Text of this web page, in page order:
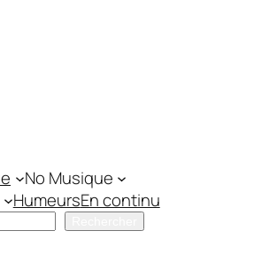
No Musique
HumeursEn continu